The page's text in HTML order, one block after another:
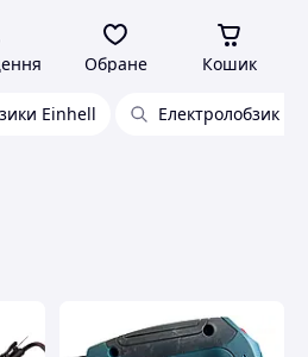
Обране Кошик
Einhell Електролобзик